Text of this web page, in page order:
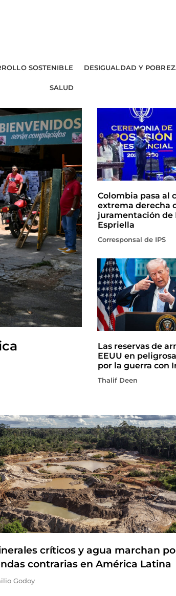
SOSTENIBLE DESIGUALDAD Y
SALUD
Colombia pasa al
extrema derecha
juramentación de
Espriella
Corresponsal de IPS
Las reservas de
EEUU en
por la guerra con
Thalif Deen
críticos y agua marchan
contrarias en América Latina
Godoy